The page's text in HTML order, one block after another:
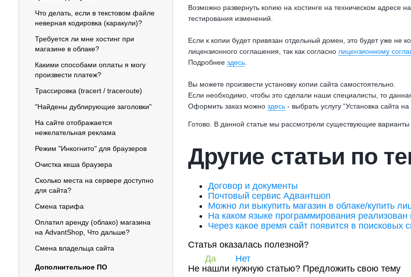
Что делать, если в текстовом файле
неверная кодировка (каракули)?
Требуется ли мне хостинг при
магазине в облаке?
Какими способами оплаты я могу
произвести платеж?
Трассировка (tracert / traceroute)
"Найдены дублирующие заголовки"
На сайте отображается
нежелательная реклама
Режим "Инкогнито" для браузеров
Очистка кеша браузера
Сколько места на сервере доступно
для сайта?
Смена тарифа
Оплатил аренду (облако) магазина
на AdvantShop, Что дальше?
Смена владельца сайта
Дополнительное ПО
Возможно развернуть копию на хостинге на техническом адресе
тестирования изменений.
Если к копии будет привязан отдельный домен, это будет уже не
лицензионного соглашения, так как согласно лицензионному
Подробнее здесь
Вы можете произвести установку копии сайта самостоятельно.
Если необходимо, чтобы это сделали наши специалисты, то
Оформить заказ можно здесь - выбрать услугу “Установка сайта на
Готово. В данной статье мы рассмотрели существующие варианты
Другие статьи по
Договор и документы
Почтовый сервис Адвантшоп
Можно ли выкупить магазин в облаке/купить
На каком языке программирования реализован
Через какое время сайт появится в поисковых
Статья оказалась полезной?
Да
Нет
Не нашли нужную статью? Предложить свою тему